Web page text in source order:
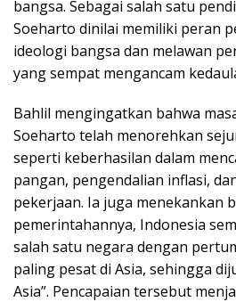
bangsa. Sebagai salah satu
Soeharto dinilai memiliki peran
ideologi bangsa dan melawan
yang sempat mengancam
Bahlil mengingatkan bahwa
Soeharto telah menorehkan
seperti keberhasilan dalam
pangan, pengendalian inflasi,
pekerjaan. Ia juga menekankan
pemerintahannya, Indonesia
salah satu negara dengan
paling pesat di Asia, sehingga
Asia”. Pencapaian tersebut